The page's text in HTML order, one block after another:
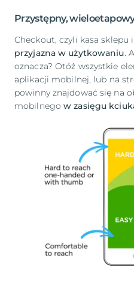
Przystępny,
Checkout, czyli kasa
przyjazna w użytkowaniu.
oznacza? Otóż wszystkie
aplikacji mobilnej, lub na
powinny znajdować się na
mobilnegow zasięgu